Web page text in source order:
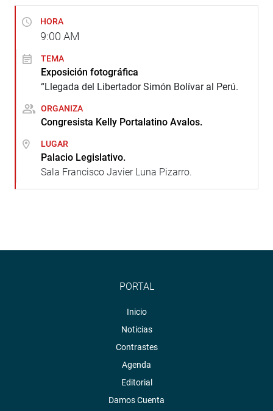
HORA
9:00 AM
TEMA
Exposición fotográfica
“Llegada del Libertador Simón Bolívar al Perú.
ORGANIZA
Congresista Kelly Portalatino Avalos.
LUGAR
Palacio Legislativo.
Sala Francisco Javier Luna Pizarro.
PORTAL
Inicio
Noticias
Contrastes
Agenda
Editorial
Damos Cuenta